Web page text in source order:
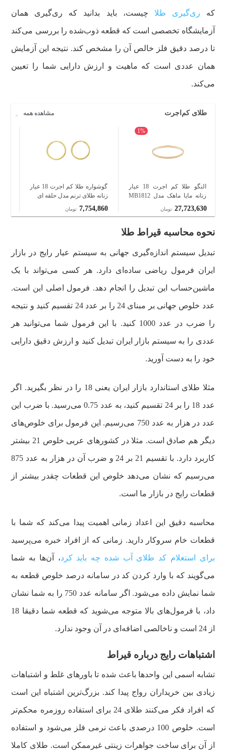
که ری‌گیری طلا چیست، باید بدانید که ری‌گیری همان
آزمایشگاه تخصصی است که قطعه ذوب‌شده را بررسی می‌کند
تا درصد دقیق فلز خالص آن را مشخص کند. نتیجه این آزمایش
همان عددی است که ماهیت و ارزش دارایی شما را تعیین
می‌کند.
طلای کم‌اجرت مشاهده همه
1%
النگو طلا کم اجرت 18 عیار
زنانه مایا ماهک مدل MB1812
آینه ای سایز 2
27,723,630 تومان
گوشواره طلا کم اجرت 18 عیار
زنانه طلای ترنم مدل حلقه ای
7,754,860 تومان
نحوه محاسبه قیراط طلا
تبدیل سیستم اندازه‌گیری جهانی به سیستم عیار رایج در بازار
ایران فرمول ریاضی ساده‌ای دارد. هر کسی می‌تواند با یک
ماشین‌حساب این تبدیل را انجام دهد. فرمول اصلی این است.
عدد خلوص جهانی بر مبنای 24 را بر عدد 24 تقسیم کنید و نتیجه
را ضرب در عدد 1000 کنید. با این فرمول شما می‌توانید هر
عددی را به سیستم بازار ایران تبدیل کنید و ارزش دقیق دارایی
خود را به دست آورید.
مثلا طلای استاندارد بازار ایران یعنی 18 را در نظر بگیرید. اگر
عدد 18 را بر 24 تقسیم کنید، به عدد 0.75 می‌رسید. با ضرب این
عدد در هزار به عدد 750 می‌رسیم. این فرمول برای خلوص‌های
دیگر هم صادق است. مثلا در کشورهای عربی خلوص 21 بیشتر
کاربرد دارد. با تقسیم 21 بر 24 و ضرب آن در هزار به عدد 875
می‌رسیم که نشان می‌دهد خلوص این قطعات چقدر بیشتر از
قطعات رایج در بازار ما است.
محاسبه دقیق این اعداد زمانی اهمیت پیدا می‌کند که شما با
قطعات خام سروکار دارید. زمانی که از افراد خبره می‌پرسید
برای استعلام کد طلای آب شده چه باید کرد، آن‌ها به شما
می‌گویند که با وارد کردن کد در سامانه درصد خلوص قطعه به
شما نمایش داده می‌شود. اگر سامانه عدد 750 را به شما نشان
داد، با فرمول‌های بالا متوجه می‌شوید که قطعه شما دقیقا 18
از 24 است و ناخالصی اضافه‌ای در آن وجود ندارد.
اشتباهات رایج درباره قیراط
تشابه اسمی این واحدها باعث شده تا باورهای غلط و اشتباهات
زیادی بین خریداران رواج پیدا کند. بزرگ‌ترین اشتباه این است
که افراد فکر می‌کنند طلای 24 برای استفاده روزمره محکم‌تر
است. خلوص 100 درصدی باعث نرمی فلز می‌شود و استفاده
از آن برای ساخت جواهرات زینتی غیرممکن است. طلای کاملا